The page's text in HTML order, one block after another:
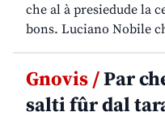
che al à presiedude la
bons. Luciano Nobile
Gnovis /Par
salti fûr dal